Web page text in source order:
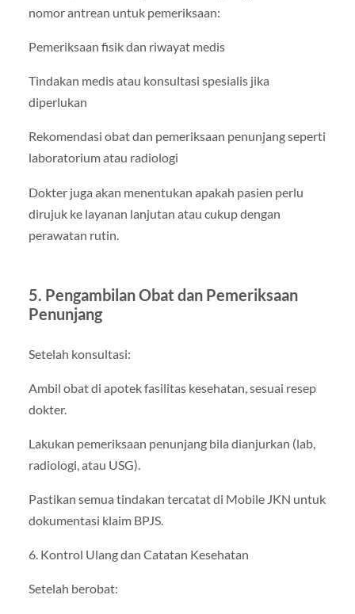
nomor antrean untuk pemeriksaan:
Pemeriksaan fisik dan riwayat medis
Tindakan medis atau konsultasi spesialis jika
diperlukan
Rekomendasi obat dan pemeriksaan penunjang seperti
laboratorium atau radiologi
Dokter juga akan menentukan apakah pasien perlu
dirujuk ke layanan lanjutan atau cukup dengan
perawatan rutin.
5. Pengambilan Obat dan Pemeriksaan
Penunjang
Setelah konsultasi:
Ambil obat di apotek fasilitas kesehatan, sesuai resep
dokter.
Lakukan pemeriksaan penunjang bila dianjurkan (lab,
radiologi, atau USG).
Pastikan semua tindakan tercatat di Mobile JKN untuk
dokumentasi klaim BPJS.
6. Kontrol Ulang dan Catatan Kesehatan
Setelah berobat: